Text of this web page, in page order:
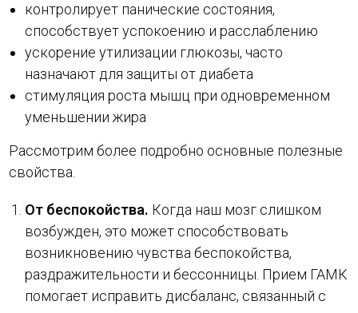
контролирует панические состояния,
способствует успокоению и расслаблению
ускорение утилизации глюкозы, часто
назначают для защиты от диабета
стимуляция роста мышц при одновременном
уменьшении жира
Рассмотрим более подробно основные полезные
свойства.
От беспокойства. Когда наш мозг слишком
возбужден, это может способствовать
возникновению чувства беспокойства,
раздражительности и бессонницы. Прием ГАМК
помогает исправить дисбаланс, связанный с